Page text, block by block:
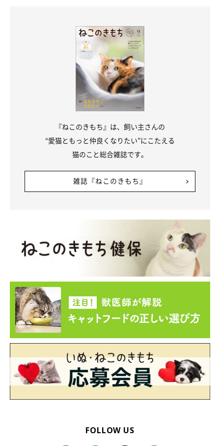
『ねこのきもち』は、飼い主さんの
“愛猫ともっと仲良くなりたい”にこたえる
猫のこと総合雑誌です。
雑誌『ねこのきもち』
FOLLOW US